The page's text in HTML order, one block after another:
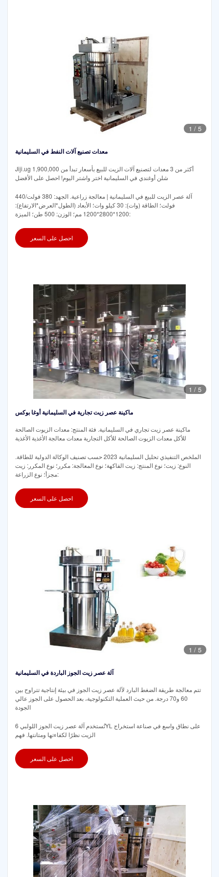
1 / 5
معدات تصنيع آلات النفط في السليمانية
Jiji.ug أكثر من 3 معدات لتصنيع آلات الزيت للبيع بأسعار تبدأ من 1,900,000
شلن أوغندي في السليمانية اختر واشتر اليوم! احصل على الأفضل
آلة عصر الزيت للبيع في السليمانية | معالجة زراعية. الجهد: 380 فولت/440
فولت؛ الطاقة (وات): 30 كيلو وات؛ الأبعاد (الطول*العرض*الارتفاع):
1200*2800*1200 مم؛ الوزن: 500 طن؛ الميزة:
احصل على السعر
1 / 5
ماكينة عصر زيت تجارية في السليمانية أوغا بوكس
ماكينة عصر زيت تجاري في السليمانية. فئة المنتج: معدات الزيوت الصالحة
للأكل معدات الزيوت الصالحة للأكل التجارية معدات معالجة الأغذية الأغذية
الملخص التنفيذي تحليل السليمانية 2023 حسب تصنيف الوكالة الدولية للطاقة.
النوع: زيت؛ نوع المنتج: زيت الفاكهة؛ نوع المعالجة: مكرر؛ نوع المكرر: زيت
مجزأ؛ نوع الزراعة:
احصل على السعر
1 / 5
آلة عصر زيت الجوز الباردة في السليمانية
تتم معالجة طريقة الضغط البارد لآلة عصر زيت الجوز في بيئة إنتاجية تتراوح بين
60 و70 درجة. من حيث العملية التكنولوجية، بعد الحصول على الجوز عالي
الجودة
تُستخدم آلة عصر زيت الجوز اللولبي 6YL على نطاق واسع في صناعة استخراج
الزيت نظرًا لكفاءتها ومتانتها. فهم
احصل على السعر